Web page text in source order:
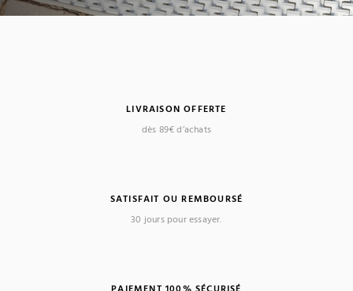
LIVRAISON OFFERTE
dès 89€ d’achats
SATISFAIT OU REMBOURSÉ
30 jours pour essayer.